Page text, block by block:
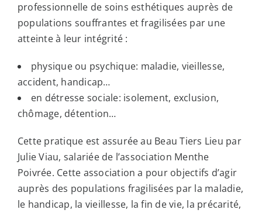
professionnelle de soins esthétiques auprès de
populations souffrantes et fragilisées par une
atteinte à leur intégrité :
physique ou psychique: maladie, vieillesse,
accident, handicap…
en détresse sociale: isolement, exclusion,
chômage, détention…
Cette pratique est assurée au Beau Tiers Lieu par
Julie Viau, salariée de l’association Menthe
Poivrée. Cette association a pour objectifs d’agir
auprès des populations fragilisées par la maladie,
le handicap, la vieillesse, la fin de vie, la précarité,